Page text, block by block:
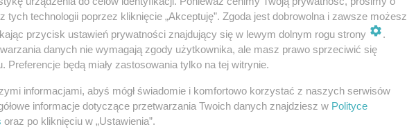
SZUKAJ
tych technologii poprzez kliknięcie „Akceptuję”. Zgoda jest dobrowolna i zawsze możesz
przycisk ustawień prywatności znajdujący się w lewym dolnym rogu strony
danych nie wymagają zgody użytkownika, ale masz prawo sprzeciwić się
Preferencje będą miały zastosowania tylko na tej witrynie.
informacjami, abyś mógł świadomie i komfortowo korzystać z naszych serwisów
informacje dotyczące przetwarzania Twoich danych znajdziesz w Polityce
oraz po kliknięciu w „Ustawienia”.